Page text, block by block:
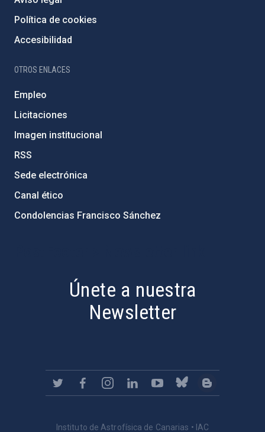
Política de cookies
Accesibilidad
OTROS ENLACES
Empleo
Licitaciones
Imagen institucional
RSS
Sede electrónica
Canal ético
Condolencias Francisco Sánchez
Únete a nuestra
Newsletter
Instituto de Astrofísica de Canarias • IAC